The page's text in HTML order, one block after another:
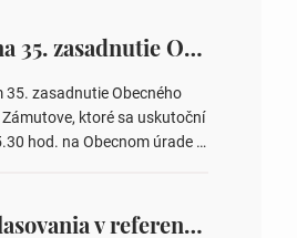
Pozvánka na 35. zasadnutie OZ v Zámutove
35. zasadnutie Obecného
ktoré sa uskutoční
hod. na Obecnom úrade v
3. Určenie volebnýchVýsledky hlasovania v referende 2026